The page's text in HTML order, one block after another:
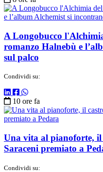
A Longobucco
romanzo Halnebù e
sul palco
Condividi su:
10 ore fa
Una vita al pianoforte,
Saraceni premiato a
Condividi su: